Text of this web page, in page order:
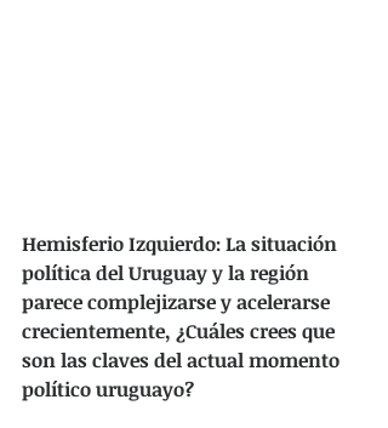
Hemisferio Izquierdo: La situación
política del Uruguay y la región
parece complejizarse y acelerarse
crecientemente, ¿Cuáles crees que
son las claves del actual momento
político uruguayo?